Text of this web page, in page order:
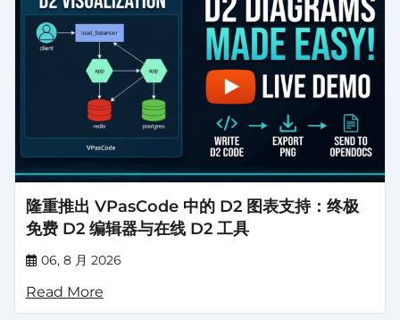
隆重推出 VPasCode 中的 D2 图表支持：终极
免费 D2 编辑器与在线 D2 工具
06, 8 月 2026
Read More